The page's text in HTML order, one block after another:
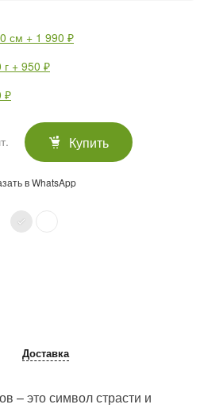
см + 1 990 ₽
+ 950 ₽
₽
Купить
в WhatsApp
Доставка
– это символ страсти и